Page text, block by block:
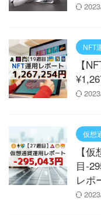
NFT
【
仮想
【
目-
レポ